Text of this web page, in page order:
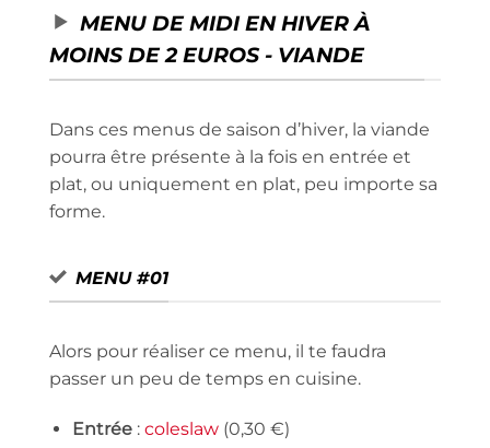
MENU DE MIDI EN HIVER À
MOINS DE 2 EUROS - VIANDE
Dans ces menus de saison d’hiver, la viande
pourra être présente à la fois en entrée et
plat, ou uniquement en plat, peu importe sa
forme.
MENU #01
Alors pour réaliser ce menu, il te faudra
passer un peu de temps en cuisine.
Entrée: coleslaw(0,30 €)